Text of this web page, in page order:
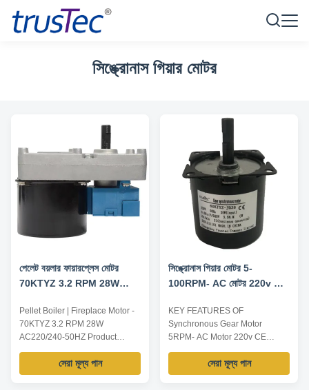
সিঙ্ক্রোনাস গিয়ার মোটর
পেলেট বয়লার ফায়ারপ্লেস মোটর
70KTYZ 3.2 RPM 28W
Pellet Boiler | Fireplace Motor -
70KTYZ 3.2 RPM 28W
AC220/240-50HZ Product
materials Copper wire, Pure
metal gear Advantages Ball
Bearing Long service life
সেরা মূল্য পান
সিঙ্ক্রোনাস গিয়ার মোটর 5-
100RPM- AC মোটর 220v CE
KEY FEATURES OF
Synchronous Gear Motor
5RPM- AC Motor 220v CE
Approval Product materials
Copper wire, Pure metal gear
Advantages Ball Bearing Long
সেরা মূল্য পান